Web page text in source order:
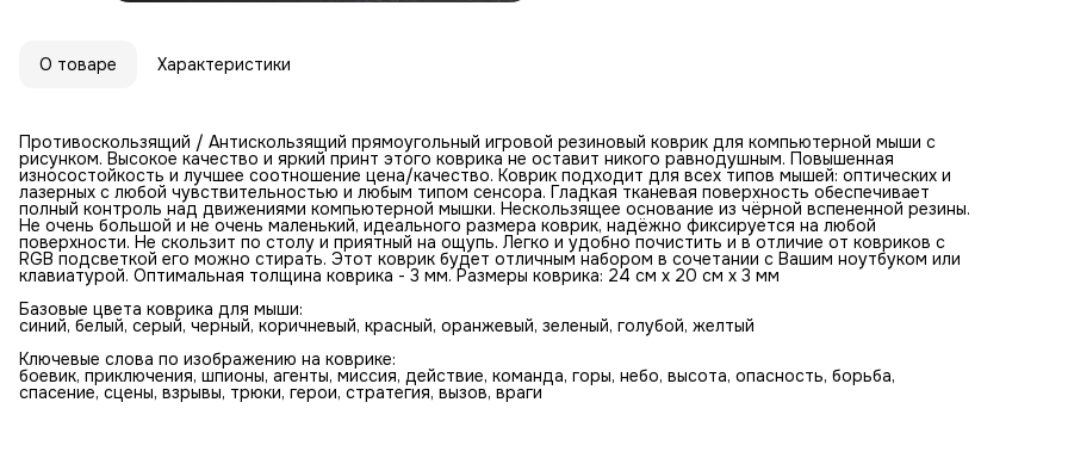
О товаре Характеристики
Противоскользящий / Антискользящий прямоугольный игровой резиновый коврик для компьютерной мыши с
рисунком. Высокое качество и яркий принт этого коврика не оставит никого равнодушным. Повышенная
износостойкость и лучшее соотношение цена/качество. Коврик подходит для всех типов мышей: оптических и
лазерных с любой чувствительностью и любым типом сенсора. Гладкая тканевая поверхность обеспечивает
полный контроль над движениями компьютерной мышки. Нескользящее основание из чёрной вспененной резины.
Не очень большой и не очень маленький, идеального размера коврик, надёжно фиксируется на любой
поверхности. Не скользит по столу и приятный на ощупь. Легко и удобно почистить и в отличие от ковриков с
RGB подсветкой его можно стирать. Этот коврик будет отличным набором в сочетании с Вашим ноутбуком или
клавиатурой. Оптимальная толщина коврика - 3 мм. Размеры коврика: 24 см x 20 см x 3 мм
Базовые цвета коврика для мыши:
синий, белый, серый, черный, коричневый, красный, оранжевый, зеленый, голубой, желтый
Ключевые слова по изображению на коврике:
боевик, приключения, шпионы, агенты, миссия, действие, команда, горы, небо, высота, опасность, борьба,
спасение, сцены, взрывы, трюки, герои, стратегия, вызов, враги